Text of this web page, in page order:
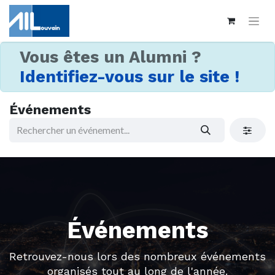
Vous êtes un Alumni ?
Identifiez-vous sur le site !
Événements
Événements
Retrouvez-nous lors des nombreux événements
organisés tout au long de l'année.